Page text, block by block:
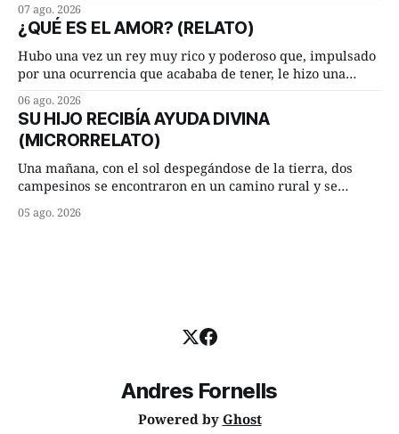
cuarto de hora andando a buen paso. Cierta noche,
terminada su jornada laboral caminaba él hacía su mísera
morada cundo comenzó a llover
07 ago. 2026
¿QUÉ ES EL AMOR? (RELATO)
Hubo una vez un rey muy rico y poderoso que, impulsado
por una ocurrencia que acababa de tener, le hizo una
Dime, hombre sabio, ¿qué es el amor según tú? Su
consejero, que era muy prudente y astuto le respondió de
inmediato:
06 ago. 2026
SU HIJO RECIBÍA AYUDA DIVINA
(MICRORRELATO)
Una mañana, con el sol despegándose de la tierra, dos
campesinos se encontraron en un camino rural y se
remolachas, Manuel? —quiso saber uno. —Eso acabo de
05 ago. 2026
Andres Fornells
Powered by Ghost